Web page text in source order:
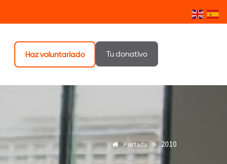
Haz voluntariado Tu donativo
Portada 2010